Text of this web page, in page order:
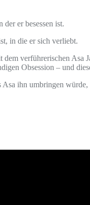
er besessen ist.
in die er sich verliebt.
verführerischen Asa
Obsession – und
ihn umbringen